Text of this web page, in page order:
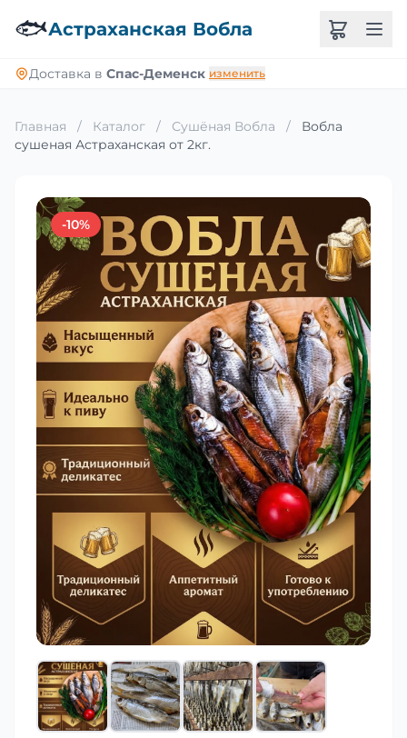
🐟Астраханская Вобла
Доставка в Спас-Деменск изменить
Главная / Каталог / Сушёная Вобла /
Вобла
сушеная Астраханская от 2кг.
-10%